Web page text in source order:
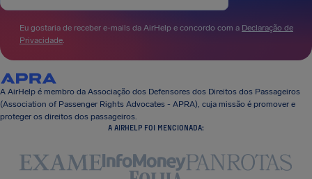
Eu gostaria de receber e-mails da AirHelp e concordo com a Declaração de
Privacidade.
A AirHelp é membro da Associação dos Defensores dos Direitos dos Passageiros
(Association of Passenger Rights Advocates - APRA), cuja missão é promover e
proteger os direitos dos passageiros.
A AIRHELP FOI MENCIONADA: